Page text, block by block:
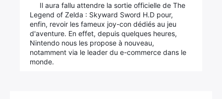
Il aura fallu attendre la sortie officielle de The
Legend of Zelda : Skyward Sword H.D pour,
enfin, revoir les fameux joy-con dédiés au jeu
d'aventure. En effet, depuis quelques heures,
Nintendo nous les propose à nouveau,
notamment via le leader du e-commerce dans le
monde.